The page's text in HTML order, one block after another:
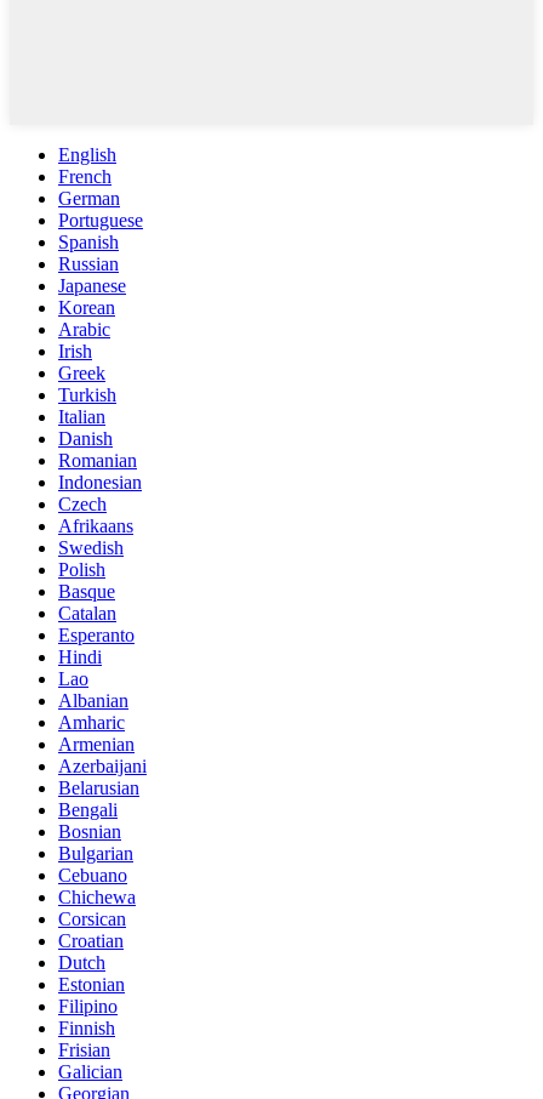
English
French
German
Portuguese
Spanish
Russian
Japanese
Korean
Arabic
Irish
Greek
Turkish
Italian
Danish
Romanian
Indonesian
Czech
Afrikaans
Swedish
Polish
Basque
Catalan
Esperanto
Hindi
Lao
Albanian
Amharic
Armenian
Azerbaijani
Belarusian
Bengali
Bosnian
Bulgarian
Cebuano
Chichewa
Corsican
Croatian
Dutch
Estonian
Filipino
Finnish
Frisian
Galician
Georgian